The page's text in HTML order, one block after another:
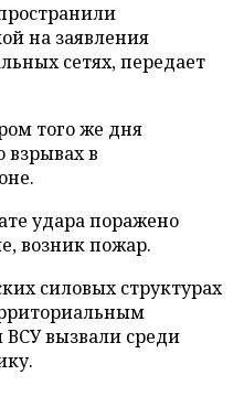
на заявления
сетях, передает
того же дня
в
удара поражено
возник пожар.
силовых структурах
вызвали среди